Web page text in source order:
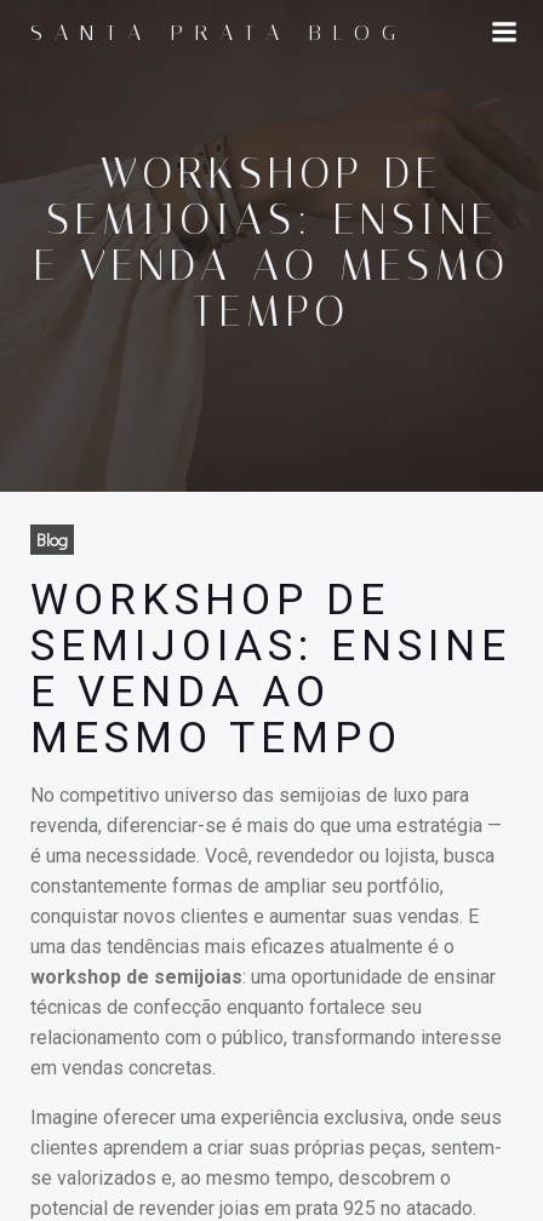
para
SANTA PRATA BLOG
WORKSHOP DE
SEMIJOIAS: ENSINE
E VENDA AO MESMO
TEMPO
Blog
WORKSHOP DE
SEMIJOIAS: ENSINE
E VENDA AO
MESMO TEMPO
No competitivo universo das semijoias de luxo para
revenda, diferenciar-se é mais do que uma estratégia —
é uma necessidade. Você, revendedor ou lojista, busca
constantemente formas de ampliar seu portfólio,
conquistar novos clientes e aumentar suas vendas. E
uma das tendências mais eficazes atualmente é o
workshop de semijoias: uma oportunidade de ensinar
técnicas de confecção enquanto fortalece seu
relacionamento com o público, transformando interesse
em vendas concretas.
Imagine oferecer uma experiência exclusiva, onde seus
clientes aprendem a criar suas próprias peças, sentem-
se valorizados e, ao mesmo tempo, descobrem o
potencial de revender joias em prata 925 no atacado.